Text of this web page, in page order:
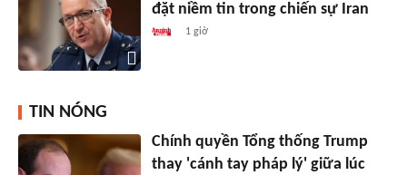
đặt niềm tin trong chiến sự Iran
1 giờ
TIN NÓNG
Chính quyền Tổng thống Trump
thay 'cánh tay pháp lý' giữa lúc